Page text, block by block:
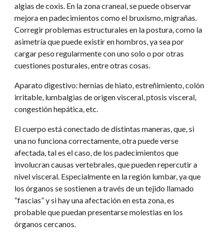
algias de coxis. En la zona craneal, se puede observar
mejora en padecimientos como el bruxismo, migrañas.
Corregir problemas estructurales en la postura, como la
asimetría que puede existir en hombros, ya sea por
cargar peso regularmente con uno solo o por otras
cuestiones posturales, entre otras cosas.
Aparato digestivo: hernias de hiato, estreñimiento, colón
irritable, lumbalgias de origen visceral, ptosis visceral,
congestión hepática, etc.
El cuerpo está conectado de distintas maneras, que, si
una no funciona correctamente, otra puede verse
afectada, tal es el caso, de los padecimientos que
involucran causas vertebrales, que pueden repercutir a
nivel visceral. Especialmente en la región lumbar, ya que
los órganos se sostienen a través de un tejido llamado
“fascias” y si hay una afectación en esta zona, es
probable que puedan presentarse molestias en los
órganos cercanos.